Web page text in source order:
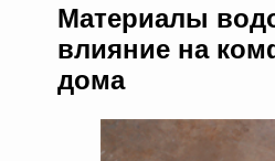
Материалы
влияние на
дома